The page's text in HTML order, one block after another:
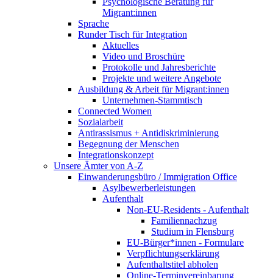
Migrant:innen
Sprache
Runder Tisch für Integration
Aktuelles
Video und Broschüre
Protokolle und Jahresberichte
Projekte und weitere Angebote
Ausbildung & Arbeit für Migrant:innen
Unternehmen-Stammtisch
Connected Women
Sozialarbeit
Antirassismus + Antidiskriminierung
Begegnung der Menschen
Integrationskonzept
Unsere Ämter von A-Z
Einwanderungsbüro / Immigration Office
Asylbewerberleistungen
Aufenthalt
Non-EU-Residents - Aufenthalt
Familiennachzug
Studium in Flensburg
EU-Bürger*innen - Formulare
Verpflichtungserklärung
Aufenthaltstitel abholen
Online-Terminvereinbarung